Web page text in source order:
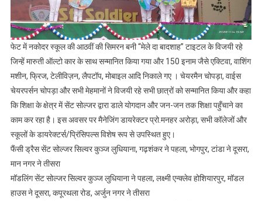
फेट में नकोदर स्कूल की आठवीं की सिमरन बनी “मेले दा बादशाह” टाइटल के विजयी रहे
जिन्हें मारुती ऑल्टो कार के साथ सन्मानित किया गया और 150 इनाम जैसे एक्टिवा, वाशिंग
मशीन, फ्रिज, टेलीविज़न, लैपटॉप, मोबाइल आदि निकाले गए । चेयरमैन चोपड़ा, वाईस
चेयरपर्सन चोपड़ा और सभी मेहमानों ने विजयी रहे सभी छात्रों को सन्मानित किया और कहा
कि शिक्षा के क्षेत्र में सेंट सोल्जर द्वारा डाले योगदान और जन-जन तक शिक्षा पहुँचाने का
काम कर रहा है। इस अवसर पर मैनेजिंग डायरेक्टर प्रो.मनहर अरोड़ा, सभी कॉलेजों और
स्कूलों के डायरेक्टर्स/प्रिंसिपल्स विशेष रूप से उपस्थित हुए।
फैंसी ड्रैस सेंट सोल्जर सिल्वर कुञ्ज लुधियाना, गढ़शंकर ने पहला, भोगपुर, टांडा ने दूसरा,
मान नगर ने तीसरा
मॉडलिंग सेंट सोल्जर सिल्वर कुञ्ज लुधियाना ने पहला, लक्ष्मी एन्क्लेव होशियारपुर, मॉडल
हाउस ने दूसरा, कपूरथला रोड, अर्जुन नगर ने तीसरा